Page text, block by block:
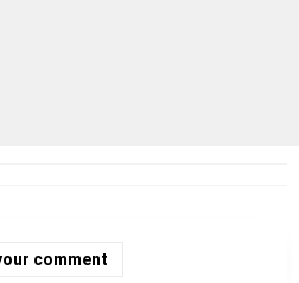
comment